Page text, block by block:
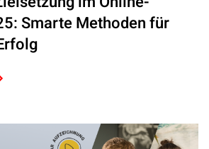
Smarte Methoden für